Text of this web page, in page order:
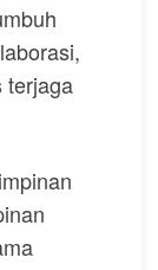
terjaga